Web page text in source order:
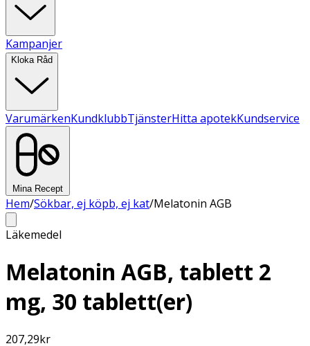
Kampanjer
Kloka Råd
VarumärkenKundklubbTjänsterHitta apotekKundservice
Mina Recept
Hem/Sökbar, ej köpb, ej kat/Melatonin AGB
Läkemedel
Melatonin AGB, tablett 2
mg, 30 tablett(er)
207,29kr